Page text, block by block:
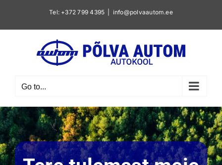
content
Tel: +372 799 4395 info@polvaautom.ee
Go to...